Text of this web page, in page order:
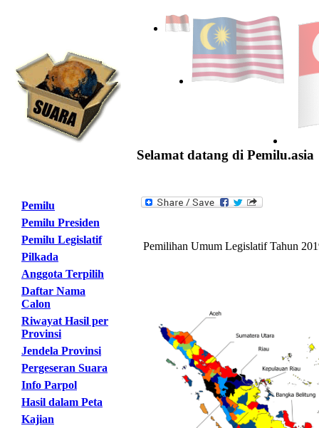
Selamat datang di Pemilu.asia
Pemilu
Pemilu Presiden
Pemilu Legislatif
Pilkada
Anggota Terpilih
Daftar Nama
Calon
Riwayat Hasil per
Provinsi
Jendela Provinsi
Pergeseran Suara
Info Parpol
Hasil dalam Peta
Kajian
Pemilihan Umum Legislatif Tahun